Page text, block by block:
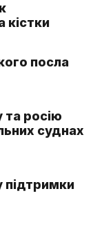
кістки
посла
та росію
суднах